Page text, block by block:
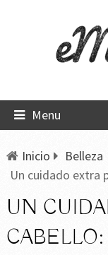
Menu
Inicio Belleza
Un cuidado extra
UN